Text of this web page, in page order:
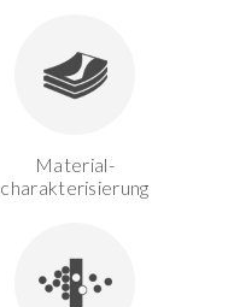
Material-
charakterisierung